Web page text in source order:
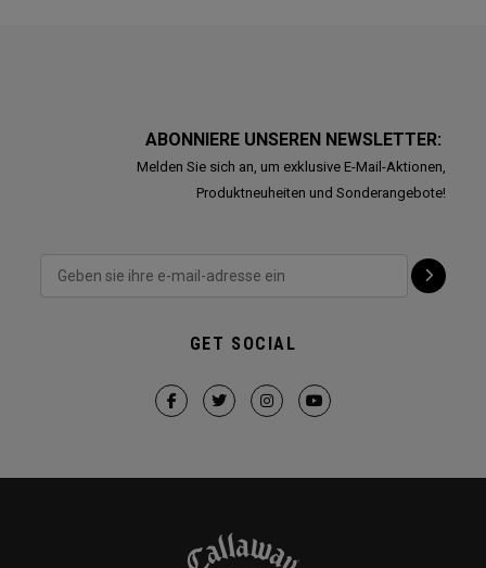
ABONNIERE UNSEREN NEWSLETTER:
Melden Sie sich an, um exklusive E-Mail-Aktionen,
Produktneuheiten und Sonderangebote!
GET SOCIAL